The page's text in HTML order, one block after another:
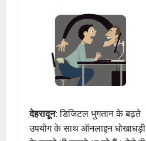
देहरादून: डिजिटल भुगतान के बढ़ते
उपयोग के साथ ऑनलाइन धोखाधड़ी